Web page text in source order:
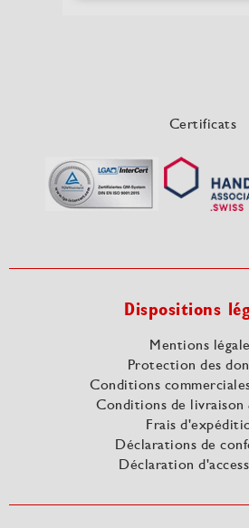
Certificats
Dispositions
Mentions
Protection des
Conditions
Conditions de livraison
Frais
Déclarations de
Déclaration